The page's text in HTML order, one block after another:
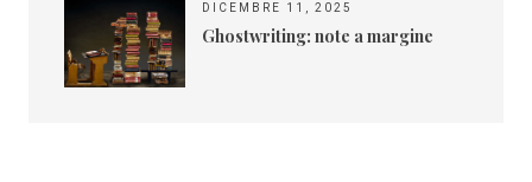
DICEMBRE 11, 2025
Ghostwriting: note a margine